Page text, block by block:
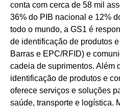
conta com cerca de 58 mil
36% do PIB nacional e 12%
todo o mundo, a GS1 é
de identificação de produtos
Barras e EPC/RFID) e
cadeia de suprimentos. Além
identificação de produtos e
oferece serviços e soluções
saúde, transporte e logística.